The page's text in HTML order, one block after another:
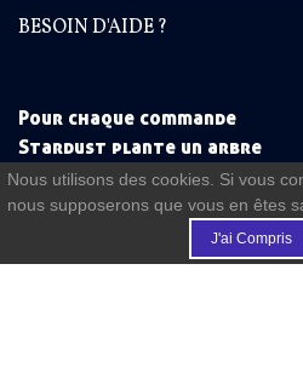
BESOIN D'AIDE ?
Pour chaque commande
Stardust plante un arbre
Nous utilisons des cookies. Si vous
nous supposerons que vous en êtes
J'ai Compris